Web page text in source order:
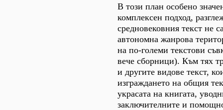
В този план особено
комплексен подход,
средновековния текст не
автономна жанрова
на по-големи текстови
вече сборници). Към тях
и другите видове текст,
изграждането на общия
украсата на книгата,
заключителните и